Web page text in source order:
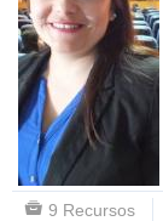
9 Recursos